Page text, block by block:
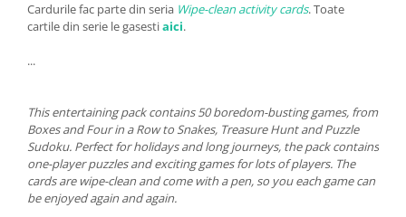
Cardurile fac parte din seria Wipe-clean activity cards. Toate
cartile din serie le gasestiaici.
...
This entertaining pack contains 50 boredom-busting games, from
Boxes and Four in a Row to Snakes, Treasure Hunt and Puzzle
Sudoku. Perfect for holidays and long journeys, the pack contains
one-player puzzles and exciting games for lots of players. The
cards are wipe-clean and come with a pen, so you each game can
be enjoyed again and again.